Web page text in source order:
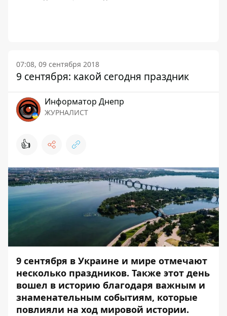
07:08, 09 сентября 2018
9 сентября: какой сегодня праздник
Информатор Днепр
ЖУРНАЛИСТ
👍
9 сентября в Украине и мире отмечают
несколько праздников. Также этот день
вошел в историю благодаря важным и
знаменательным событиям, которые
повлияли на ход мировой истории.